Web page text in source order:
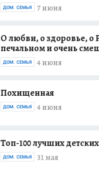
7 июня
ДОМ. СЕМЬЯ
О любви, о здоровье, о
печальном и очень
4 июня
ДОМ. СЕМЬЯ
Похищенная
4 июня
ДОМ. СЕМЬЯ
Топ-100 лучших
31 мая
ДОМ. СЕМЬЯ